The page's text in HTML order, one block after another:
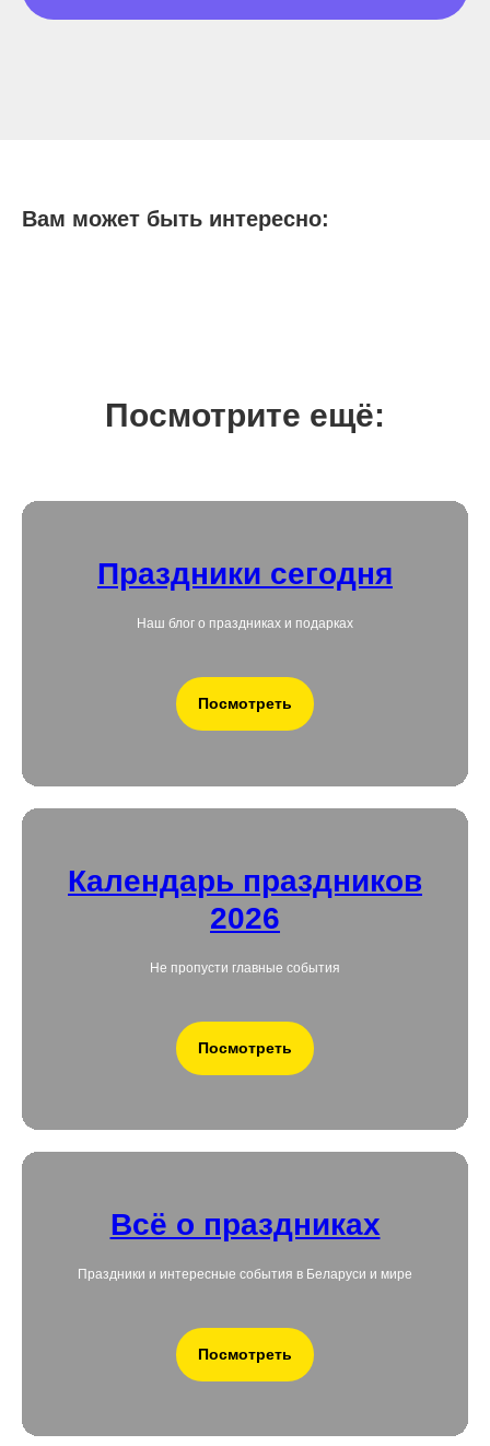
Вам может быть интересно:
Посмотрите ещё:
Праздники сегодня
Наш блог о праздниках и подарках
Посмотреть
Календарь праздников
2026
Не пропусти главные события
Посмотреть
Всё о праздниках
Праздники и интересные события в Беларуси и мире
Посмотреть